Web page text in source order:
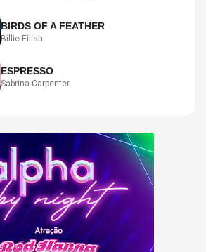
BIRDS OF A FEATHER
Billie Eilish
ESPRESSO
Sabrina Carpenter